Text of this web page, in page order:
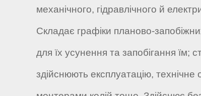
механічного, гідравлічного й
Складає графіки планово-
для їх усунення та запобігання їм;
здійснюють експлуатацію,